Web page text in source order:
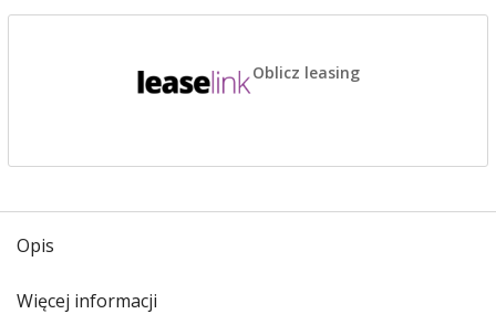
Oblicz leasing
Opis
Więcej informacji